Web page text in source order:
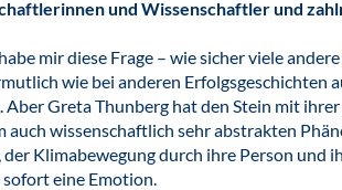
und Wissenschaftler und
mir diese Frage – wie sicher viele
wie bei anderen Erfolgsgeschichten
Aber Greta Thunberg hat den Stein mit
auch wissenschaftlich sehr abstrakten
der Klimabewegung durch ihre Person und
eine Emotion.